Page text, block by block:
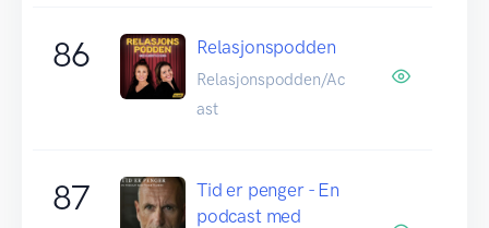
86 Relasjonspodden
Relasjonspodden/Ac
ast
87
Tid er penger - En
podcast med